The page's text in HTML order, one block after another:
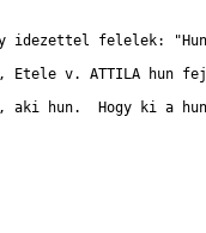
idezettel felelek:
v. ATTILA hun
aki hun.  Hogy ki a